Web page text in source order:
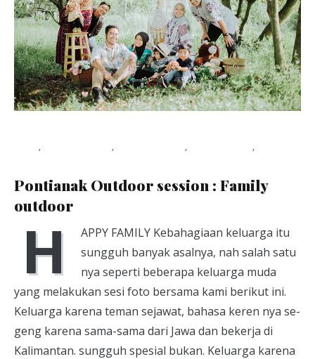
, , , ,
Pontianak Outdoor session : Family
outdoor
H
APPY FAMILY Kebahagiaan keluarga itu
sungguh banyak asalnya, nah salah satu
nya seperti beberapa keluarga muda
yang melakukan sesi foto bersama kami berikut ini.
Keluarga karena teman sejawat, bahasa keren nya se-
geng karena sama-sama dari Jawa dan bekerja di
Kalimantan. sungguh spesial bukan. Keluarga karena